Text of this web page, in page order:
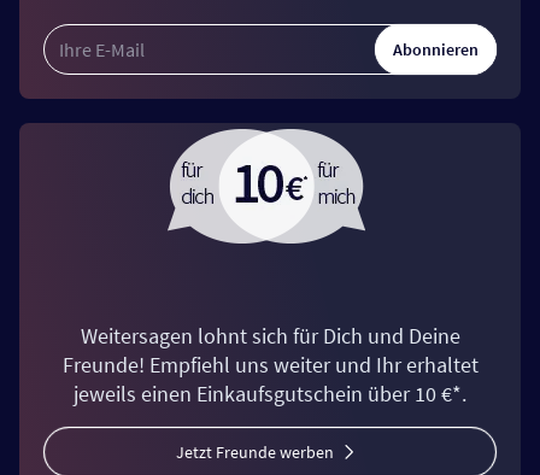
Abonnieren
Weitersagen lohnt sich für Dich und Deine
Freunde! Empfiehl uns weiter und Ihr erhaltet
jeweils einen Einkaufsgutschein über 10 €*.
Jetzt Freunde werben